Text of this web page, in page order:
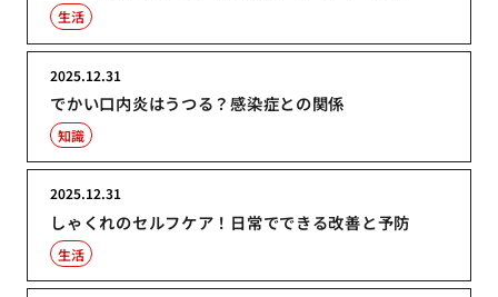
生活
でかい口内炎はうつる？感染症との関係
2025.12.31
知識
しゃくれのセルフケア！日常でできる改善と予防
2025.12.31
生活